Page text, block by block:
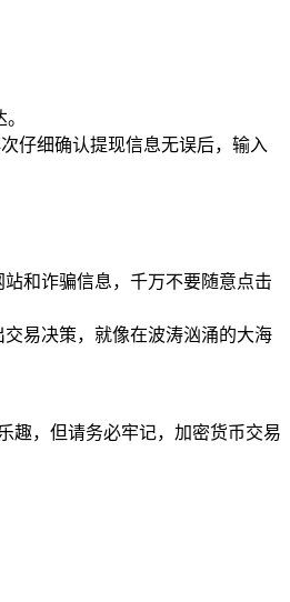
仔细确认提现信息无误后，输入
和诈骗信息，千万不要随意点击
易决策，就像在波涛汹涌的大海
趣，但请务必牢记，加密货币交易